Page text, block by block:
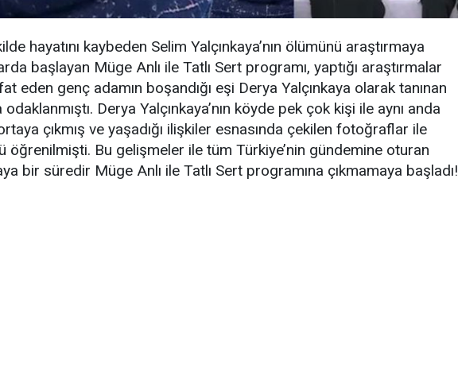
hayatını kaybeden Selim Yalçınkaya’nın ölümünü araştırmaya
başlayan Müge Anlı ile Tatlı Sert programı, yaptığı araştırmalar
eden genç adamın boşandığı eşi Derya Yalçınkaya olarak tanınan
odaklanmıştı. Derya Yalçınkaya’nın köyde pek çok kişi ile aynı anda
çıkmış ve yaşadığı ilişkiler esnasında çekilen fotoğraflar ile
öğrenilmişti. Bu gelişmeler ile tüm Türkiye’nin gündemine oturan
bir süredir Müge Anlı ile Tatlı Sert programına çıkmamaya başladı!